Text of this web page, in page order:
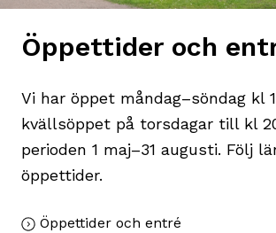
Öppettider och
Vi har öppet måndag–söndag kl
kvällsöppet på torsdagar till kl
perioden 1 maj–31 augusti. Följ
öppettider.
Öppettider och entré